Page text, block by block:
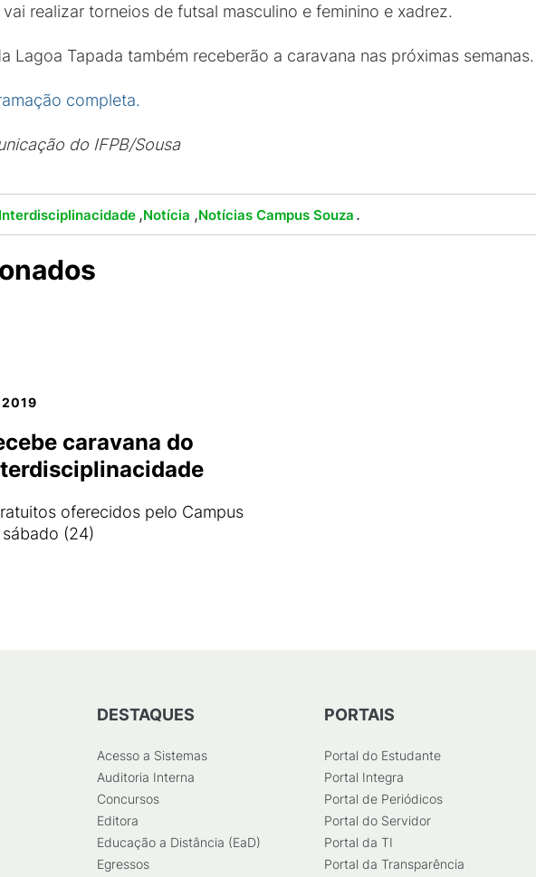
realizar torneios de futsal masculino e feminino e xadrez.
Lagoa Tapada também receberão a caravana nas próximas semanas.
completa.
do IFPB/Sousa
Interdisciplinacidade ,Notícia ,Notícias Campus Souza .
2019
caravana do
oferecidos pelo Campus
(24)
DESTAQUES
Acesso a Sistemas
Auditoria Interna
Concursos
Editora
Educação a Distância (EaD)
Egressos
PORTAIS
Portal do Estudante
Portal Integra
Portal de Periódicos
Portal do Servidor
Portal da TI
Portal da Transparência